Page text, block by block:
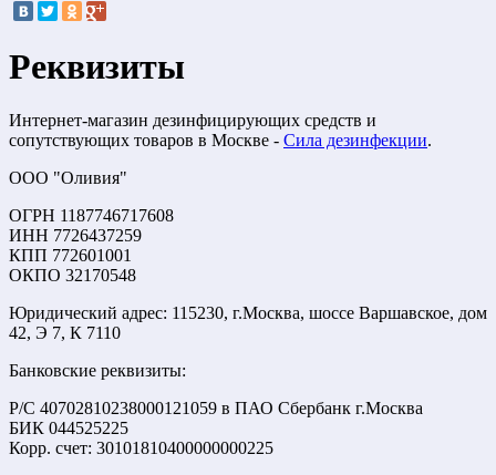
Реквизиты
Интернет-магазин дезинфицирующих средств и
сопутствующих товаров в Москве - Сила дезинфекции.
ООО "Оливия"
ОГРН 1187746717608
ИНН 7726437259
КПП 772601001
ОКПО 32170548
Юридический адрес: 115230, г.Москва, шоссе Варшавское, дом
42, Э 7, К 7110
Банковские реквизиты:
Р/С 40702810238000121059 в ПАО Сбербанк г.Москва
БИК 044525225
Корр. счет: 30101810400000000225